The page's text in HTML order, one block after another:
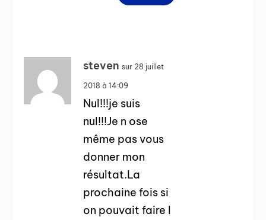
steven sur 28 juillet
2018 à 14:09
Nul!!!je suis
nul!!!Je n ose
même pas vous
donner mon
résultat.La
prochaine fois si
on pouvait faire l